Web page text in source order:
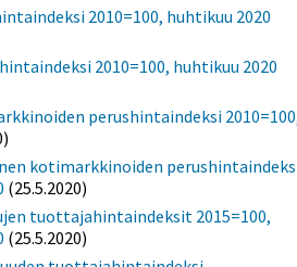
2010=100, huhtikuu 2020
2010=100, huhtikuu 2020
perushintaindeksi
kotimarkkinoiden
(25.5.2020)
tuottajahintaindeksit 2015=100,
(25.5.2020)